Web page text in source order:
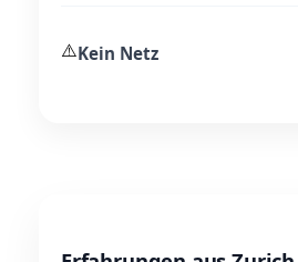
⚠️Kein Netz